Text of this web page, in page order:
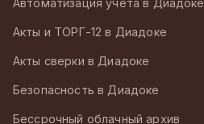
Акты и ТОРГ-12 в Диадоке
Акты сверки в Диадоке
Безопасность в Диадоке
Бессрочный облачный архив